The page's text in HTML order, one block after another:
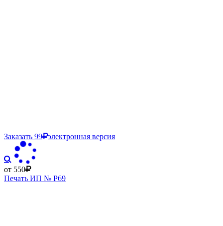
Заказать 99 электронная версия
от 550
Печать ИП № Р69